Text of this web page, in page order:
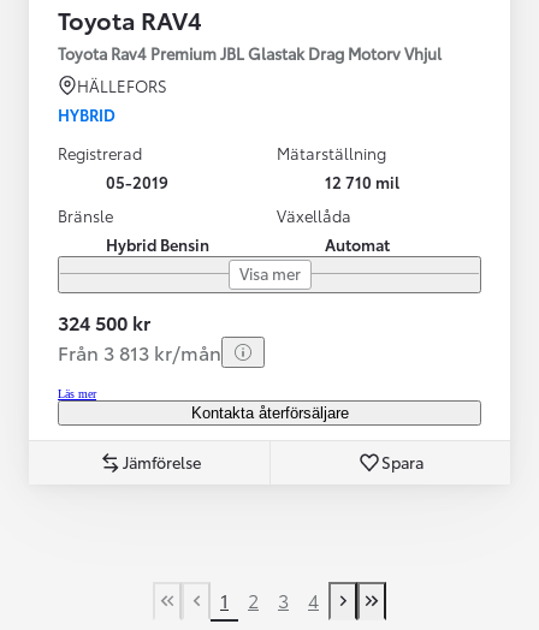
Toyota RAV4
Toyota Rav4 Premium JBL Glastak Drag Motorv Vhjul
HÄLLEFORS
HYBRID
Registrerad
05-2019
Mätarställning
12 710 mil
Bränsle
Hybrid Bensin
Växellåda
Automat
Visa mer
324 500 kr
Från 3 813 kr/mån
Läs mer
Kontakta återförsäljare
Jämförelse Spara
First Page
Previous page
1 2 3 4
Next page
Last Page